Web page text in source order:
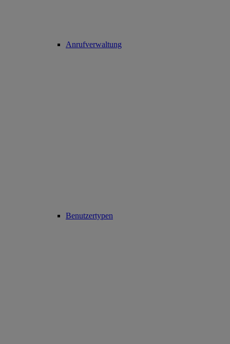
Anrufverwaltung
Benutzertypen